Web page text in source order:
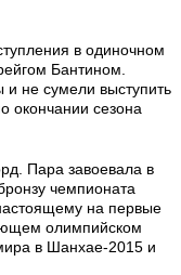
в одиночном
Бантином.
не сумели выступить
окончании сезона
Пара завоевала в
чемпионата
на первые
олимпийском
в Шанхае-2015 и